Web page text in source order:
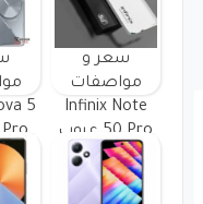
سعر و
مواصفات
Infinix Note
50 Pro عيوب
و مميزات
5